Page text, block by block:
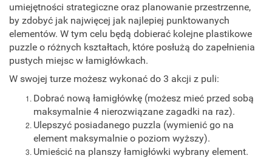
umiejętności strategiczne oraz planowanie przestrzenne,
by zdobyć jak najwięcej jak najlepiej punktowanych
elementów. W tym celu będą dobierać kolejne plastikowe
puzzle o różnych kształtach, które posłużą do zapełnienia
pustych miejsc w łamigłówkach.
W swojej turze możesz wykonać do 3 akcji z puli:
Dobrać nową łamigłówkę (możesz mieć przed sobą
maksymalnie 4 nierozwiązane zagadki na raz).
Ulepszyć posiadanego puzzla (wymienić go na
element maksymalnie o poziom wyższy).
Umieścić na planszy łamigłówki wybrany element.